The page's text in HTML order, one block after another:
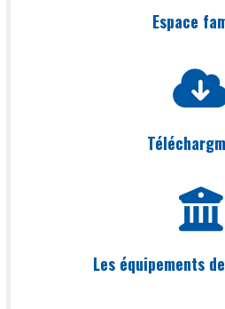
Espace
Les équipements